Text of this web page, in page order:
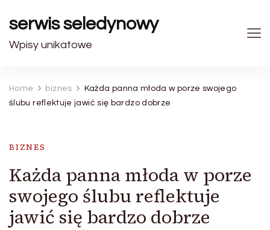
serwis seledynowy
Wpisy unikatowe
Home biznes
Każda panna młoda w porze swojego
ślubu reflektuje jawić się bardzo dobrze
BIZNES
Każda panna młoda w porze
swojego ślubu reflektuje
jawić się bardzo dobrze